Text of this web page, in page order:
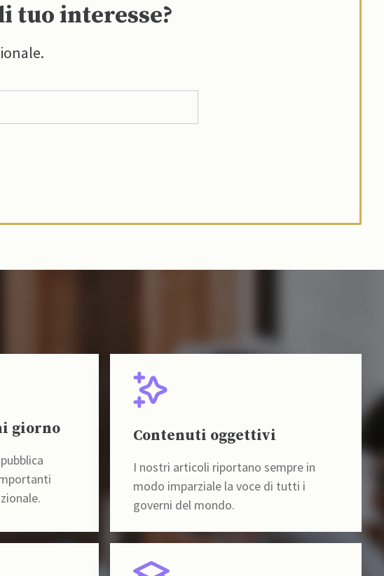
tuo interesse?
giorno Contenuti oggettivi
I nostri articoli riportano sempre in
modo imparziale la voce di tutti i
governi del mondo.